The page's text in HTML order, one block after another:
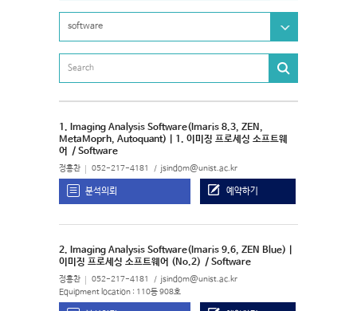
software
1. Imaging Analysis Software(Imaris 8.3, ZEN,
MetaMoprh, Autoquant) | 1. 이미징 프로세싱 소프트웨
어 / Software
정홍찬 052-217-4181 jsindom@unist.ac.kr
분석의뢰 예약하기
2. Imaging Analysis Software(Imaris 9.6, ZEN Blue) |
이미징 프로세싱 소프트웨어 (No.2) / Software
정홍찬 052-217-4181 jsindom@unist.ac.kr
Equipment location : 110동 908호